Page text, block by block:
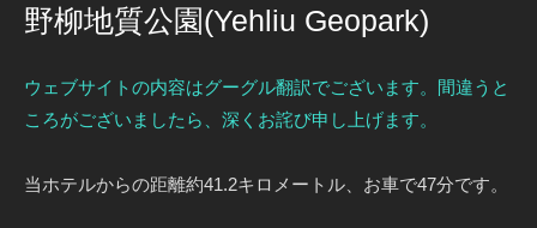
野柳地質公園(Yehliu Geopark)
ウェブサイトの内容はグーグル翻訳でございます。間違うと
ころがございましたら、深くお詫び申し上げます。
当ホテルからの距離約41.2キロメートル、お車で47分です。